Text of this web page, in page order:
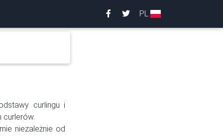
PL
curlingu i
niezależnie od